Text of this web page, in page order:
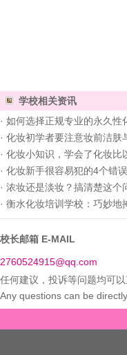
学校相关资讯
· 如何选择正规专业的永久性
· 化妆初学者要注意妆前洁肤
· 化妆小知识，学会了化妆比
· 化妆新手很容易犯的4个错误
· 浓妆还是淡妆？搞清楚这个
· 衡水化妆培训学校：巧妙地
校长邮箱 E-MAIL
2760524915@qq.com
任何建议，投诉等问题均可
Any questions can be